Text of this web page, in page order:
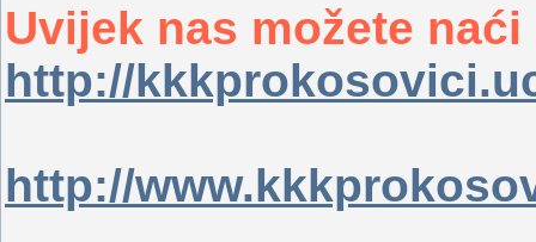
Uvijek nas možete
http://
http://